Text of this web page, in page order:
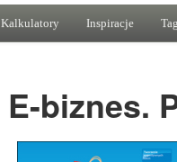
Kalkulatory Inspiracje
E-biznes.